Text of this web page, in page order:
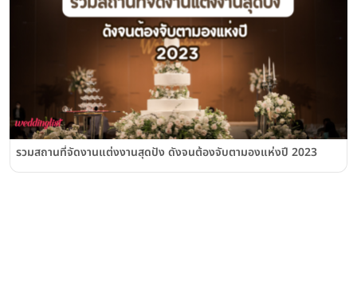
รวมสถานที่จัดงานแต่งงานสุดปัง ดังจนต้องจับตามองแห่งปี 2023